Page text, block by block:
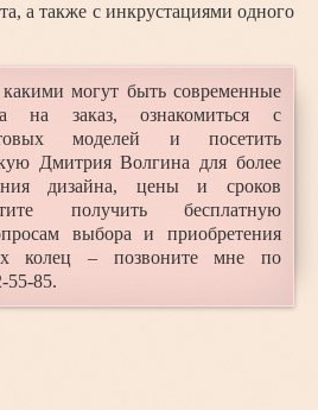
а также с инкрустациями одного
могут быть современные
на заказ, ознакомиться с
моделей и посетить
Дмитрия Волгина для более
дизайна, цены и сроков
получить бесплатную
выбора и приобретения
колец – позвоните мне по
55-85.